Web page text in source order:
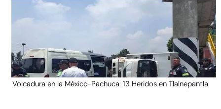
Volcadura en la México-Pachuca: 13 Heridos en Tlalnepantla